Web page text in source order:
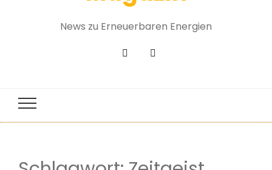
News zu Erneuerbaren Energien